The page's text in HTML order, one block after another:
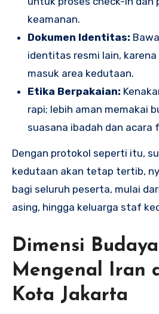
keamanan.
Dokumen Identitas:
identitas resmi lain,
masuk area kedutaan.
Etika Berpakaian:
rapi; lebih aman memakai
suasana ibadah dan acara
Dengan protokol seperti itu,
kedutaan akan tetap tertib,
bagi seluruh peserta, mulai
asing, hingga keluarga staf
Dimensi
Mengenal Iran
Kota Jakarta